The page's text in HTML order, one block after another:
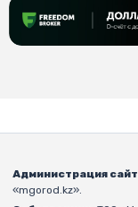
Администрация
«mgorod.kz».